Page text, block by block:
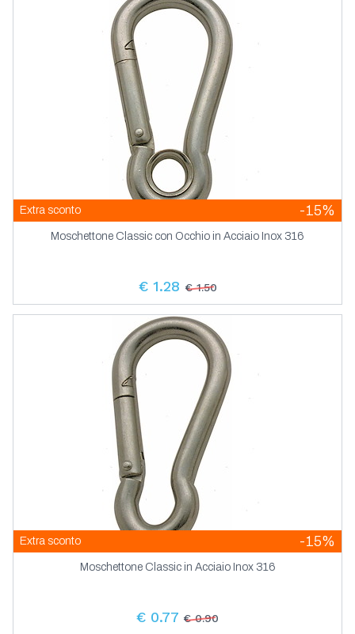
Extra sconto -15%
Moschettone Classic con Occhio in Acciaio Inox 316
€ 1.28 € 1.50
Extra sconto -15%
Moschettone Classic in Acciaio Inox 316
€ 0.77 € 0.90